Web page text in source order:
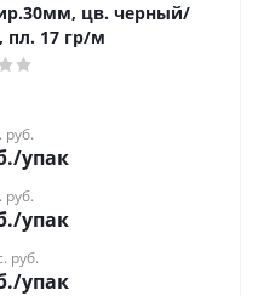
цв. черный/
пл. 17 гр/м
руб.
/упак
руб.
/упак
руб.
/упак